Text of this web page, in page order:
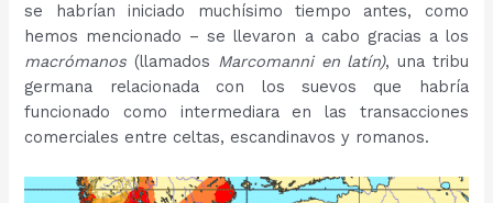
se habrían iniciado muchísimo tiempo antes, como
hemos mencionado – se llevaron a cabo gracias a los
macrómanos (llamados Marcomanni en latín), una tribu
germana relacionada con los suevos que habría
funcionado como intermediara en las transacciones
comerciales entre celtas, escandinavos y romanos.